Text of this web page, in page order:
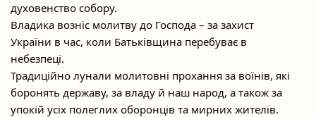
духовенство собору.
Владика возніс молитву до Господа – за захист
України в час, коли Батьківщина перебуває в
небезпеці.
Традиційно лунали молитовні прохання за воїнів, які
боронять державу, за владу й наш народ, а також за
упокій усіх полеглих оборонців та мирних жителів.